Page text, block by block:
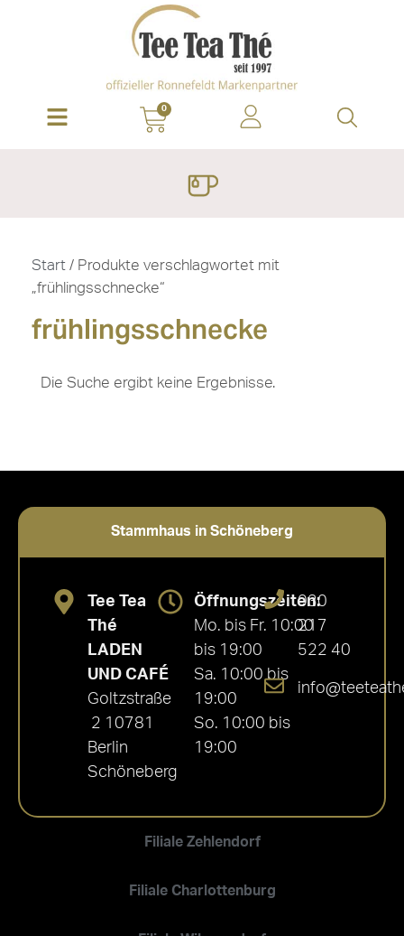
0
Start / Produkte verschlagwortet mit
„frühlingsschnecke“
frühlingsschnecke
Die Suche ergibt keine Ergebnisse.
Stammhaus in Schöneberg
Filiale Zehlendorf
Filiale Charlottenburg
Tee Tea
Thé
LADEN
UND CAFÉ
Goltzstraße
2 10781
Berlin
Schöneberg
Öffnungszeiten:
Mo. bis Fr. 10:00
bis 19:00
Sa. 10:00 bis
19:00
So. 10:00 bis
19:00
030
217
522 40